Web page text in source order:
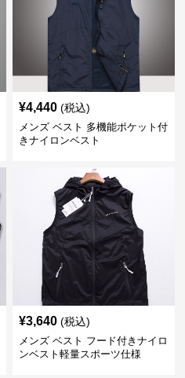
¥4,440 (税込)
メンズ ベスト 多機能ポケット付
きナイロンベスト
¥3,640 (税込)
メンズ ベスト フード付きナイロ
ンベスト軽量スポーツ仕様